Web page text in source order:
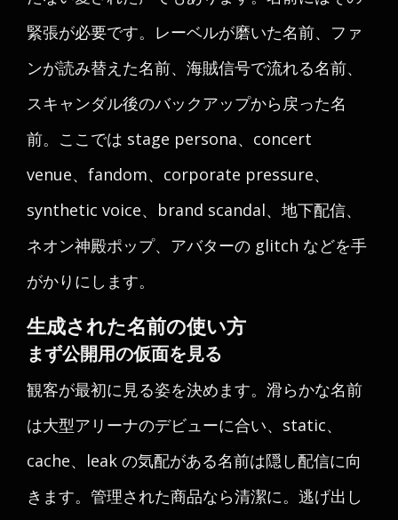
緊張が必要です。レーベルが磨いた名前、ファ
ンが読み替えた名前、海賊信号で流れる名前、
スキャンダル後のバックアップから戻った名
前。ここでは stage persona、concert
venue、fandom、corporate pressure、
synthetic voice、brand scandal、地下配信、
ネオン神殿ポップ、アバターの glitch などを手
がかりにします。
生成された名前の使い方
まず公開用の仮面を見る
観客が最初に見る姿を決めます。滑らかな名前
は大型アリーナのデビューに合い、static、
cache、leak の気配がある名前は隠し配信に向
きます。管理された商品なら清潔に。逃げ出し